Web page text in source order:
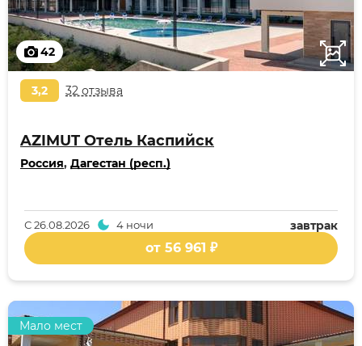
42
3,2 32 отзыва
AZIMUT Отель Каспийск
Россия, Дагестан (респ.)
завтрак
С26.08.2026 4 ночи
от 56 961 ₽
Мало мест